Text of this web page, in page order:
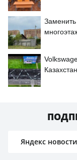
Яндекс новости